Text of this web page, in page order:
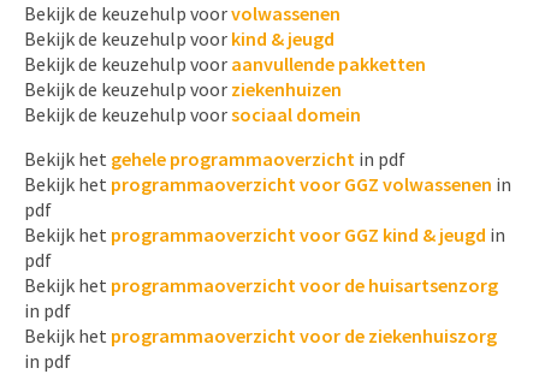
Bekijk de keuzehulp voorvolwassenen
Bekijk de keuzehulp voor kind & jeugd
Bekijk de keuzehulp voor aanvullende pakketten
Bekijk de keuzehulp voor ziekenhuizen
Bekijk de keuzehulp voorsociaal domein
Bekijk het gehele programmaoverzicht in pdf
Bekijk het programmaoverzicht voor GGZ volwassenen in
pdf
Bekijk het programmaoverzicht voor GGZ kind & jeugd in
pdf
Bekijk het programmaoverzicht voor de huisartsenzorg
in pdf
Bekijk het programmaoverzicht voor de ziekenhuiszorg
in pdf